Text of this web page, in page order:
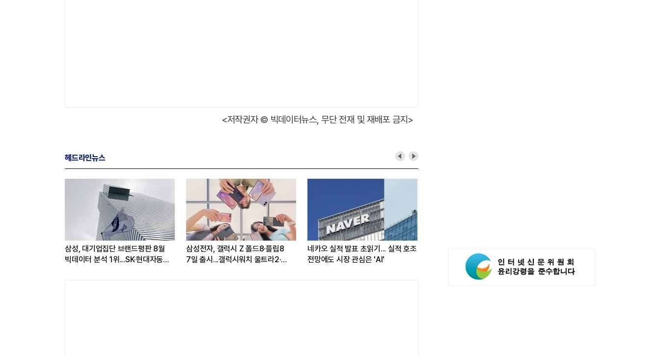
<저작권자 © 빅데이터뉴스, 무단 전재 및 재배포 금지>
헤드라인뉴스
삼성, 대기업집단 브랜드평판 8월
빅데이터 분석 1위...SK·현대자동차
삼성전자, 갤럭시 Z 폴드8·플립8
7일 출시...갤럭시워치 울트라2·
네카오 실적 발표 초읽기... 실적 호조
전망에도 시장 관심은 'AI'
8배' zHBM 세계 최초 공개
아반떼 소비자 관심도·호감도 모두
급등